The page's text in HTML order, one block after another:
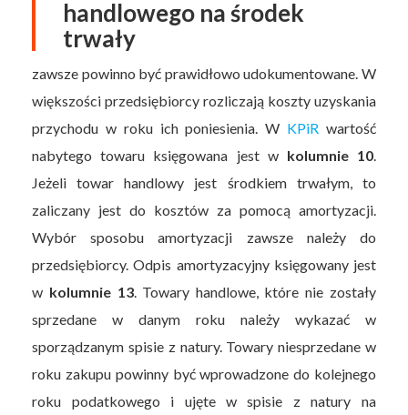
handlowego na środek
trwały
zawsze powinno być prawidłowo udokumentowane. W
większości przedsiębiorcy rozliczają koszty uzyskania
przychodu w roku ich poniesienia. W KPiR wartość
nabytego towaru księgowana jest w kolumnie 10.
Jeżeli towar handlowy jest środkiem trwałym, to
zaliczany jest do kosztów za pomocą amortyzacji.
Wybór sposobu amortyzacji zawsze należy do
przedsiębiorcy. Odpis amortyzacyjny księgowany jest
w kolumnie 13. Towary handlowe, które nie zostały
sprzedane w danym roku należy wykazać w
sporządzanym spisie z natury. Towary niesprzedane w
roku zakupu powinny być wprowadzone do kolejnego
roku podatkowego i ujęte w spisie z natury na